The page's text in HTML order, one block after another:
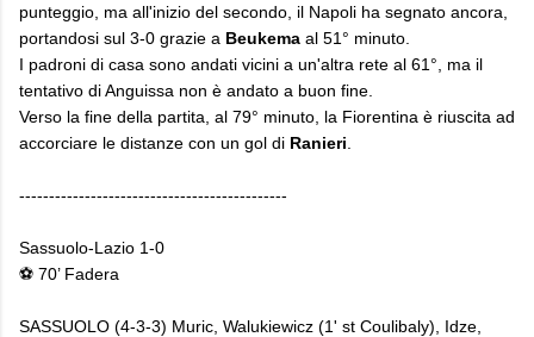
punteggio, ma all'inizio del secondo, il Napoli ha segnato ancora,
portandosi sul 3-0 grazie a Beukema al 51° minuto.
I padroni di casa sono andati vicini a un'altra rete al 61°, ma il
tentativo di Anguissa non è andato a buon fine.
Verso la fine della partita, al 79° minuto, la Fiorentina è riuscita ad
accorciare le distanze con un gol di Ranieri
---------------------------------------------
Sassuolo-Lazio 1-0
⚽ 70’ Fadera
SASSUOLO (4-3-3) Muric, Walukiewicz (1' st Coulibaly), Idze,